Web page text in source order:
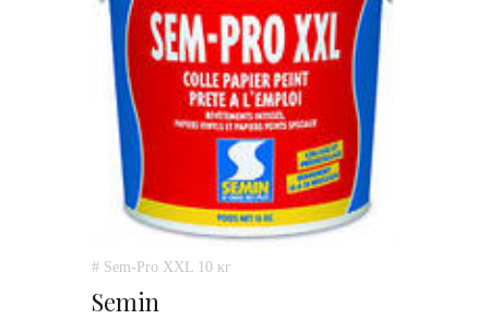
# Sem-Pro XXL 10 кг
Semin